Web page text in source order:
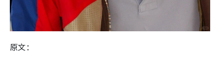
原文：